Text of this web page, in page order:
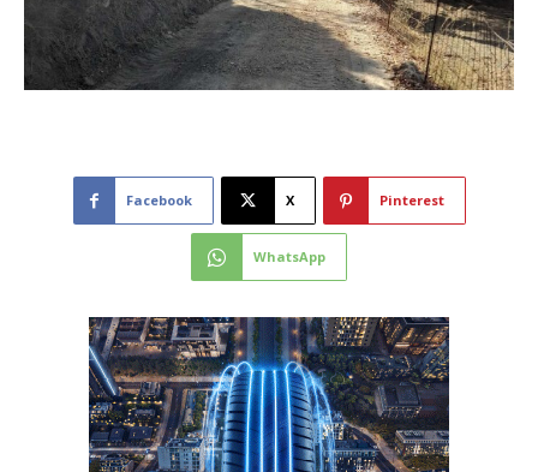
Facebook X Pinterest
WhatsApp